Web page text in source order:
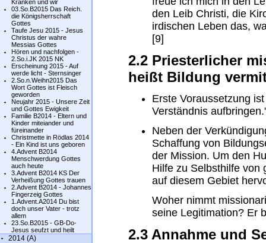
Kranken und wir
03.So.B2015 Das Reich.
die Königsherrschaft
Gottes
Taufe Jesu 2015 - Jesus
Christus der wahre
Messias Gottes
Hören und nachfolgen -
2.So.i.JK 2015 NK
Erscheinung 2015 - Auf
werde licht - Sternsinger
2.So.n.Weihn2015 Das
Wort Gottes ist Fleisch
geworden
Neujahr 2015 - Unsere Zeit
und Gottes Ewigkeit
Familie B2014 - Eltern und
Kinder miteiander und
füreinander
Christmette in Rödlas 2014
- Ein Kind ist uns geboren
4.Advent B2014
Menschwerdung Gottes
auch heute
3.Advent B2014 KS Der
Verheißung Gottes trauen
2.Advent B2014 - Johannes
Fingerzeig Gottes
1.Advent.A2014 Du bist
doch unser Vater - trotz
allem
23.So.B2015 - GB-Do-
Jesus seufzt und heilt
2014 (A)
den Leib Christi, die
irdischen Leben das,
[9]
2.2 Priesterlicher
heißt Bildung
Erste Voraussetzung
Verständnis
Neben der
Schaffung von
der Mission. Um den
Hilfe zu Selbsthilfe von
auf diesem Gebiet
Woher nimmt
seine Legitimation? Er
2.3 Annahme und